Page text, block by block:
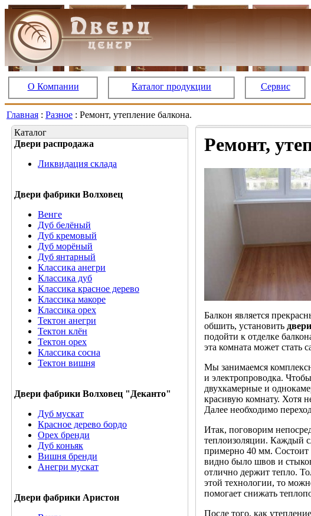
О Компании Каталог продукции Сервис
Главная : Разное : Ремонт, утепление балкона.
Каталог
Двери распродажа
Ликвидация склада
Двери фабрики Волховец
Венге
Дуб белёный
Дуб кремовый
Дуб морёный
Дуб янтарный
Классика анегри
Классика дуб
Классика красное дерево
Классика макоре
Классика орех
Тектон анегри
Тектон клён
Тектон орех
Классика сосна
Тектон вишня
Двери фабрики Волховец "Деканто"
Дуб мускат
Красное дерево бордо
Орех бренди
Дуб коньяк
Вишня бренди
Анегри мускат
Двери фабрики Аристон
Ремонт,
Балкон является
обшить, установить
подойти к отделке
эта комната может стать
Мы занимаемся
и электропроводка.
двухкамерные и
красивую комнату. Хотя
Далее необходимо
Итак, поговорим
теплоизоляции. Каждый
примерно 40 мм. Состоит
видно было швов и
отлично держит тепло.
этой технологии, то
помогает снижать
После того, как